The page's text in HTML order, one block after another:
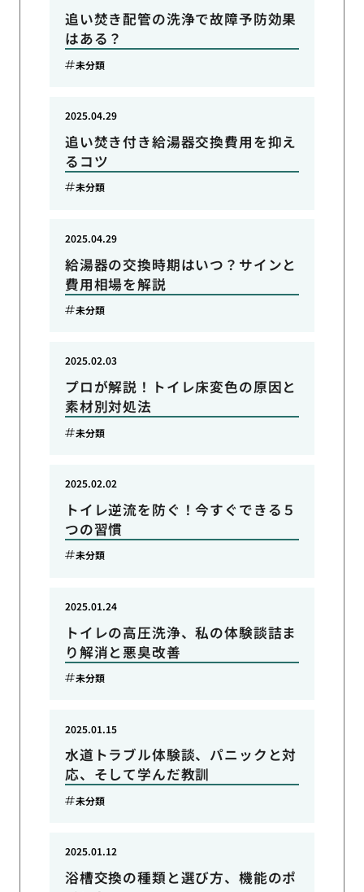
追い焚き配管の洗浄で故障予防効果
はある？
未分類
追い焚き付き給湯器交換費用を抑え
るコツ
2025.04.29
未分類
給湯器の交換時期はいつ？サインと
費用相場を解説
2025.04.29
未分類
プロが解説！トイレ床変色の原因と
素材別対処法
2025.02.03
未分類
トイレ逆流を防ぐ！今すぐできる５
つの習慣
2025.02.02
未分類
トイレの高圧洗浄、私の体験談詰ま
り解消と悪臭改善
2025.01.24
未分類
水道トラブル体験談、パニックと対
応、そして学んだ教訓
2025.01.15
未分類
浴槽交換の種類と選び方、機能のポ
2025.01.12